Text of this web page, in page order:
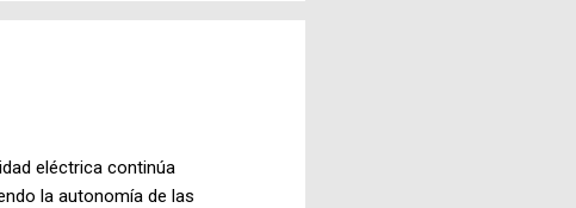
eléctrica continúa
la autonomía de las